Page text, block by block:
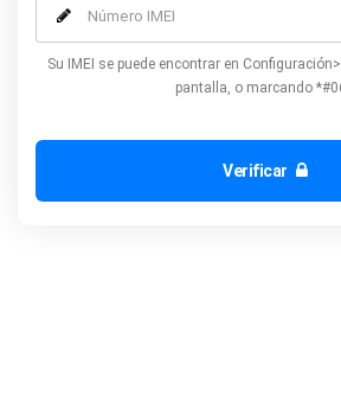
Su IMEI se puede encontrar en
pantalla, o marcando
Verificar